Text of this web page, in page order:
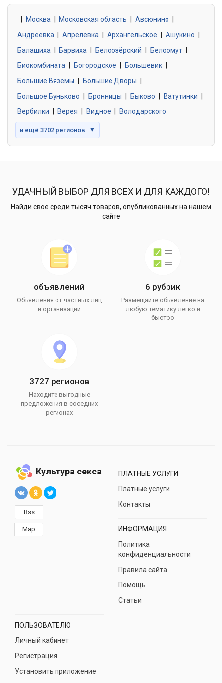
0 объявлений
Знакомства без обязательств
0 объявлений
Москва Московская область Авсюнино
Андреевка
Апрелевка Архангельское Ашукино
Балашиха
Барвиха Белоозёрский Белоомут
Биокомбината
Богородское Большевик
Большие Вяземы
Большие Дворы
Большое Буньково
Бронницы Быково Ватутинки
Вербилки
Верея Видное Володарского
и ещё 3702 регионов ▼
УДАЧНЫЙ ВЫБОР ДЛЯ ВСЕХ И ДЛЯ КАЖДОГО!
Найди свое среди тысяч товаров, опубликованных на нашем
сайте
объявлений
Объявления от частных лиц
и организаций
6 рубрик
Размещайте объявление на
любую тематику легко и
быстро
3727 регионов
Находите выгодные
предложения в соседних
регионах
Культура секса
Rss
Map
ПЛАТНЫЕ УСЛУГИ
Платные услуги
Контакты
ИНФОРМАЦИЯ
Политика
конфиденциальности
Правила сайта
Помощь
Статьи
ПОЛЬЗОВАТЕЛЮ
Личный кабинет
Регистрация
Установить приложение